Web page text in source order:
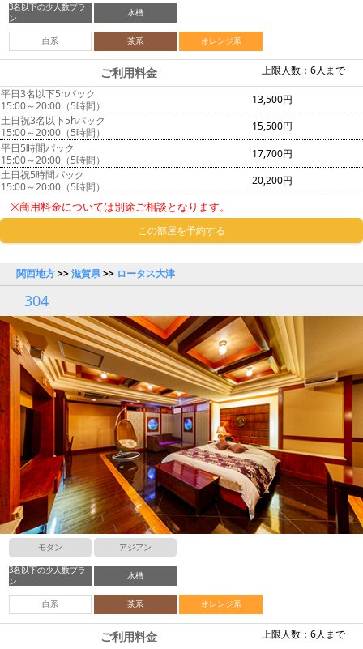
3名以下の少人数プラ
ン
水槽
白系 茶系 オレンジ系
上限人数：6人まで
ご利用料金
平日3名以下5hパック
15:00～20:00（5時間）
13,500円
土日祝3名以下5hパック
15:00～20:00（5時間）
15,500円
平日5時間パック
15:00～20:00（5時間）
17,700円
土日祝5時間パック
15:00～20:00（5時間）
20,200円
※商用料金については別途ご相談となります。
この部屋を予約する
関西地方>>滋賀県>> ロータス大津
304
モダン アジアン
3名以下の少人数プラ
ン
水槽
白系 茶系 オレンジ系
上限人数：6人まで
ご利用料金